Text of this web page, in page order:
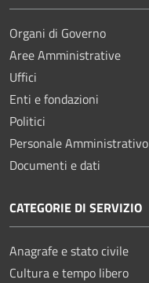
Organi di Governo
Aree Amministrative
Uffici
Enti e fondazioni
Politici
Personale Amministrativo
Documenti e dati
CATEGORIE DI SERVIZIO
Anagrafe e stato civile
Cultura e tempo libero